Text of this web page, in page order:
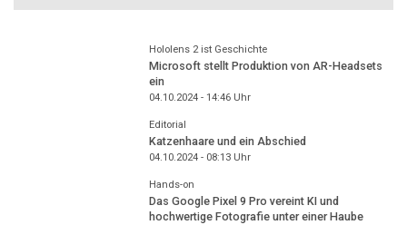
Hololens 2 ist Geschichte
Microsoft stellt Produktion von AR-Headsets
ein
04.10.2024 - 14:46Uhr
Editorial
Katzenhaare und ein Abschied
04.10.2024 - 08:13Uhr
Hands-on
Das Google Pixel 9 Pro vereint KI und
hochwertige Fotografie unter einer Haube